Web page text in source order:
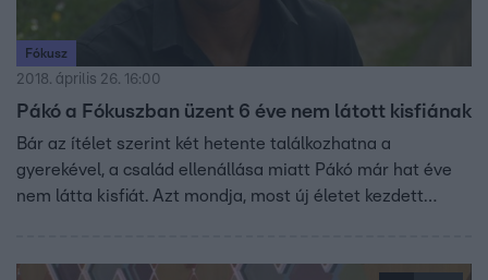
Fókusz
2018. április 26. 16:00
Pákó a Fókuszban üzent 6 éve nem látott kisfiának
Bár az ítélet szerint két hetente találkozhatna a
gyerekével, a család ellenállása miatt Pákó már hat éve
nem látta kisfiát. Azt mondja, most új életet kezdett…